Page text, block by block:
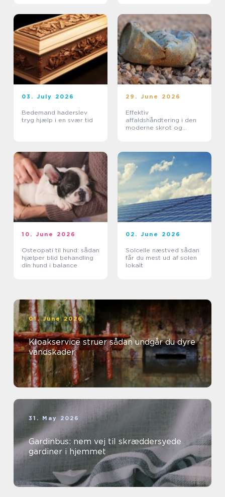
03. July 2026
Bedemand haderslev
tryg hjælp i en svær tid
29. June 2026
Effektiv
affaldshåndtering i den
moderne skrot og
10. June 2026
Osteopati til hund: sådan
hjælper blid behandling
din hund i balance
02. June 2026
Solcelle næstved sådan
får du mest ud af solen
lokalt
01. June 2026
Kloakservice struer sådan undgår du dyre
vandskader
31. May 2026
Gardinbus: nem vej til skræddersyede
gardiner i hjemmet